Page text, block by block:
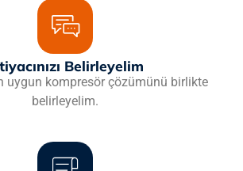
Belirleyelim
uygun kompresör çözümünü birlikte
belirleyelim.